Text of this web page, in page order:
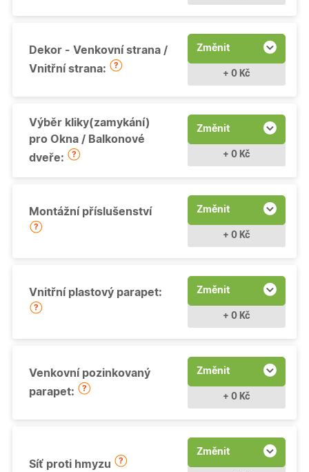
Dekor - Venkovní strana /
Vnitřní strana:
Změnit
+ 0 Kč
Výběr kliky(zamykání)
pro Okna / Balkonové
dveře:
Změnit
+ 0 Kč
Montážní příslušenství Změnit
+ 0 Kč
Vnitřní plastový parapet: Změnit
+ 0 Kč
Venkovní pozinkovaný
parapet:
Změnit
+ 0 Kč
Síť proti hmyzu
Změnit